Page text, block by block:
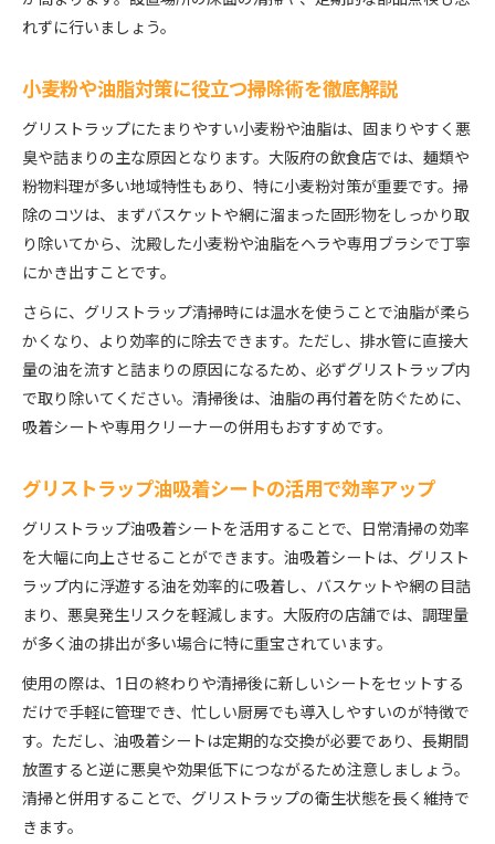
れずに行いましょう。
小麦粉や油脂対策に役立つ掃除術を徹底解説
グリストラップにたまりやすい小麦粉や油脂は、固まりやすく悪
臭や詰まりの主な原因となります。大阪府の飲食店では、麺類や
粉物料理が多い地域特性もあり、特に小麦粉対策が重要です。掃
除のコツは、まずバスケットや網に溜まった固形物をしっかり取
り除いてから、沈殿した小麦粉や油脂をヘラや専用ブラシで丁寧
にかき出すことです。
さらに、グリストラップ清掃時には温水を使うことで油脂が柔ら
かくなり、より効率的に除去できます。ただし、排水管に直接大
量の油を流すと詰まりの原因になるため、必ずグリストラップ内
で取り除いてください。清掃後は、油脂の再付着を防ぐために、
吸着シートや専用クリーナーの併用もおすすめです。
グリストラップ油吸着シートの活用で効率アップ
グリストラップ油吸着シートを活用することで、日常清掃の効率
を大幅に向上させることができます。油吸着シートは、グリスト
ラップ内に浮遊する油を効率的に吸着し、バスケットや網の目詰
まり、悪臭発生リスクを軽減します。大阪府の店舗では、調理量
が多く油の排出が多い場合に特に重宝されています。
使用の際は、1日の終わりや清掃後に新しいシートをセットする
だけで手軽に管理でき、忙しい厨房でも導入しやすいのが特徴で
す。ただし、油吸着シートは定期的な交換が必要であり、長期間
放置すると逆に悪臭や効果低下につながるため注意しましょう。
清掃と併用することで、グリストラップの衛生状態を長く維持で
きます。